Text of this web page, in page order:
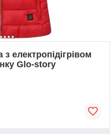
електропідігрівом
Glo-story